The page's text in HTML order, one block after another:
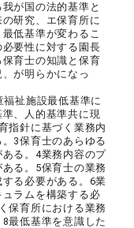
が国の法的基準と
研究、エ保育所に
低基準が変わるこ
要性に対する園長
育士の知識と保育
が明らかになっ
祉施設最低基準に
、人的基準共に現
指針に基づく業務内
3保育士のあらゆる
る。4業務内容のプ
る。5保育士の業務
る必要がある。6業
ラムを構築する必
保育所における業務
最低基準を意識した